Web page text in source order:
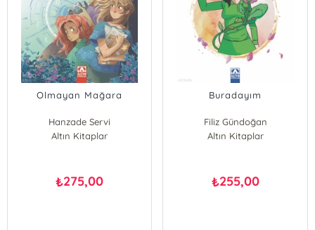
Olmayan Mağara
Hanzade Servi
Altın Kitaplar
₺275,00
Buradayım
Filiz Gündoğan
Altın Kitaplar
₺255,00